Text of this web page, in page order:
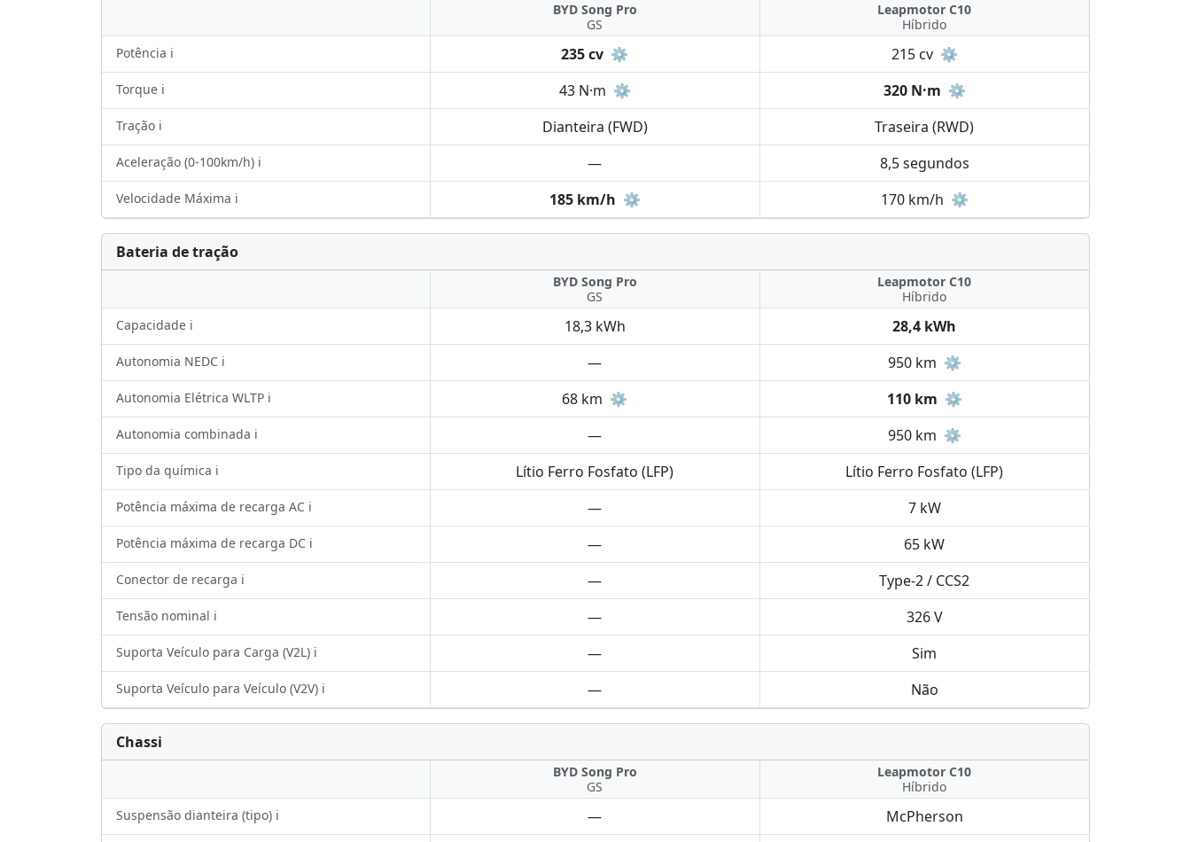
BYD Song Pro
GS
Leapmotor C10
Híbrido
Potência ℹ️
235 cv ⚙️ 215 cv ⚙️
Torque ℹ️ 43 N·m ⚙️ 320 N·m ⚙️
Tração ℹ️ Dianteira (FWD) Traseira (RWD)
Aceleração (0-100km/h) ℹ️ — 8,5 segundos
Velocidade Máxima ℹ️ 185 km/h ⚙️ 170 km/h ⚙️
Bateria de tração
BYD Song Pro
GS
Leapmotor C10
Híbrido
Capacidade ℹ️
18,3 kWh 28,4 kWh
Autonomia NEDC ℹ️ — 950 km ⚙️
Autonomia Elétrica WLTP ℹ️ 68 km ⚙️ 110 km ⚙️
Autonomia combinada ℹ️ — 950 km ⚙️
Tipo da química ℹ️ Lítio Ferro Fosfato (LFP) Lítio Ferro Fosfato (LFP)
Potência máxima de recarga AC ℹ️ — 7 kW
Potência máxima de recarga DC ℹ️ — 65 kW
Conector de recarga ℹ️ — Type-2 / CCS2
Tensão nominal ℹ️ — 326 V
Suporta Veículo para Carga (V2L) ℹ️ — Sim
Suporta Veículo para Veículo (V2V) ℹ️ — Não
Chassi
BYD Song Pro
GS
Leapmotor C10
Híbrido
Suspensão dianteira (tipo) ℹ️
— McPherson